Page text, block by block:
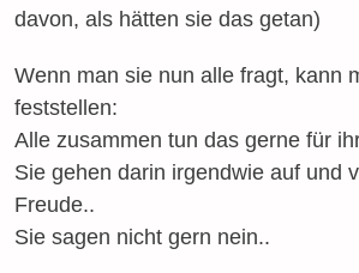
davon, als hätten sie das getan)
Wenn man sie nun alle fragt, kann
feststellen:
Alle zusammen tun das gerne für
Sie gehen darin irgendwie auf und
Freude..
Sie sagen nicht gern nein..